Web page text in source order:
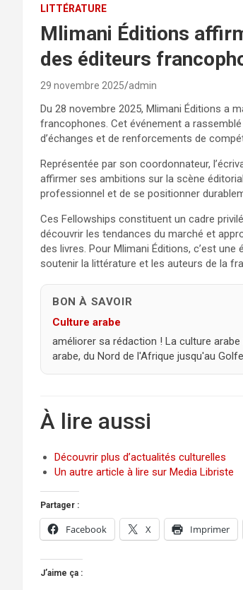
LITTÉRATURE
Mlimani Éditions
des éditeurs
29 novembre 2025 admin
Du 28 novembre 2025, Mlimani Éditions a
francophones. Cet événement a
d’échanges et de renforcements de
Représentée par son coordonnateur,
affirmer ses ambitions sur la scène
professionnel et de se positionner
Ces Fellowships constituent un cadre
découvrir les tendances du marché et
des livres. Pour Mlimani Éditions, c’est
soutenir la littérature et les auteurs de la
BON À SAVOIR
Culture arabe
améliorer sa rédaction ! La culture
arabe, du Nord de l'Afrique jusqu'au
À lire aussi
Découvrir plus d’actualités culturelles
Un autre article à lire sur Media Libriste
Partager :
Facebook X Imprimer
J’aime ça :